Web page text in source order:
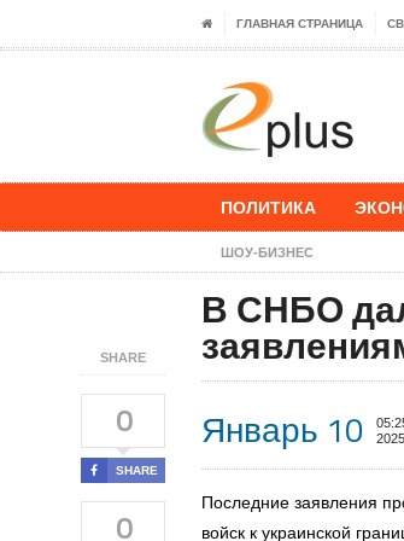
ГЛАВНАЯ СТРАНИЦА
ПОЛИТИКА
ШОУ-БИЗНЕС
SHARE
0
SHARE
0
В СНБО
Январь 10
2025
Последние заявления
войск к украинской